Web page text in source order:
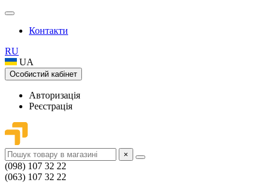
Контакти
RU
UA
Особистий кабінет
Авторизація
Реєстрація
×
(098) 107 32 22
(063) 107 32 22